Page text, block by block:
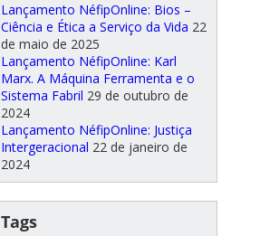
Lançamento NéfipOnline: Bios –
Ciência e Ética a Serviço da Vida 22
de maio de 2025
Lançamento NéfipOnline: Karl
Marx. A Máquina Ferramenta e o
Sistema Fabril 29 de outubro de
2024
Lançamento NéfipOnline: Justiça
Intergeracional 22 de janeiro de
2024
Tags